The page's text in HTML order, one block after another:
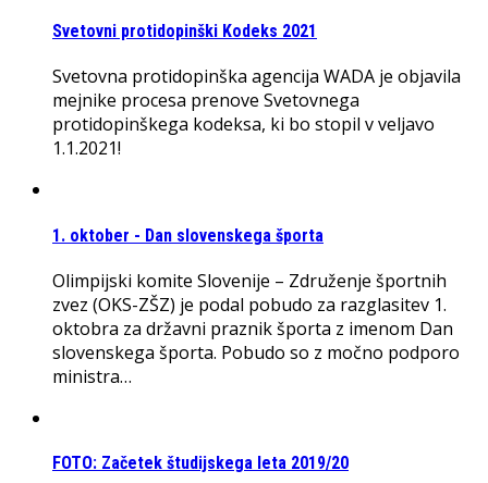
Svetovni protidopinški Kodeks 2021
Svetovna protidopinška agencija WADA je objavila
mejnike procesa prenove Svetovnega
protidopinškega kodeksa, ki bo stopil v veljavo
1.1.2021!
1. oktober - Dan slovenskega športa
Olimpijski komite Slovenije – Združenje športnih
zvez (OKS-ZŠZ) je podal pobudo za razglasitev 1.
oktobra za državni praznik športa z imenom Dan
slovenskega športa. Pobudo so z močno podporo
ministra…
FOTO: Začetek študijskega leta 2019/20